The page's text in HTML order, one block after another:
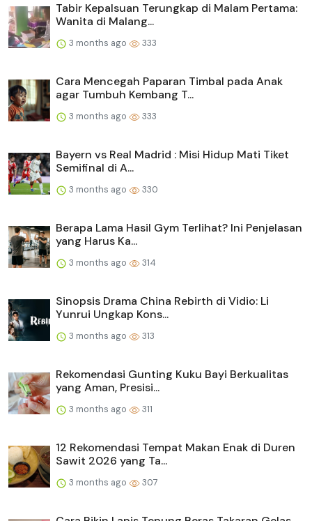
Tabir Kepalsuan Terungkap di Malam Pertama:
Wanita di Malang...
3 months ago 333
Cara Mencegah Paparan Timbal pada Anak
agar Tumbuh Kembang T...
3 months ago 333
Bayern vs Real Madrid : Misi Hidup Mati Tiket
Semifinal di A...
3 months ago 330
Berapa Lama Hasil Gym Terlihat? Ini Penjelasan
yang Harus Ka...
3 months ago 314
Sinopsis Drama China Rebirth di Vidio: Li
Yunrui Ungkap Kons...
3 months ago 313
Rekomendasi Gunting Kuku Bayi Berkualitas
yang Aman, Presisi...
3 months ago 311
12 Rekomendasi Tempat Makan Enak di Duren
Sawit 2026 yang Ta...
3 months ago 307